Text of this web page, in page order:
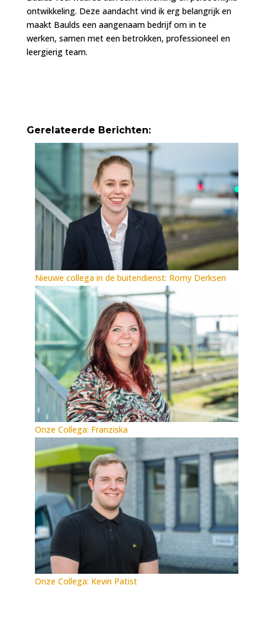
ontwikkeling. Deze aandacht vind ik erg belangrijk en
maakt Baulds een aangenaam bedrijf om in te
werken, samen met een betrokken, professioneel en
leergierig team.
Gerelateerde Berichten:
Nieuwe collega in de buitendienst: Romy Derksen
Onze Collega: Franziska
Onze Collega: Kevin Patist